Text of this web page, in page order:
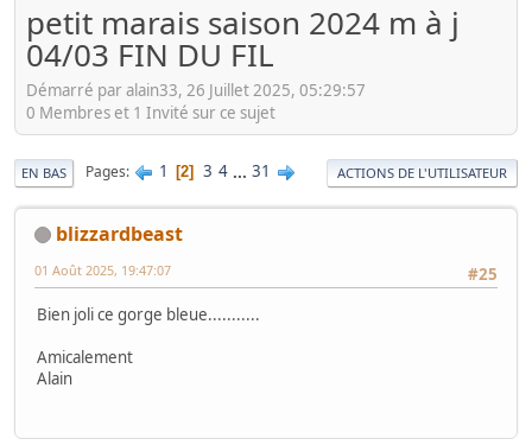
petit marais saison 2024 m à j
04/03 FIN DU FIL
Démarré par alain33, 26 Juillet 2025, 05:29:57
0 Membres et 1 Invité sur ce sujet
EN BAS Pages 1 2 3 4 ... 31 ACTIONS DE L'UTILISATEUR
blizzardbeast
#25
01 Août 2025, 19:47:07
Bien joli ce gorge bleue...........
Amicalement
Alain